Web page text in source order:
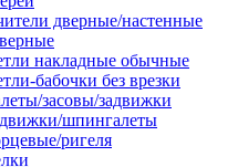
дверные/настенные
накладные обычные
бабочки без врезки
засовы/задвижки
шпингалеты
ригеля